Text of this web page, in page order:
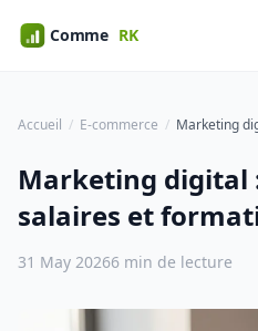
Accueil E-commerce Marketing digital :
Marketing digital
salaires et
31 May 20266 min de lecture